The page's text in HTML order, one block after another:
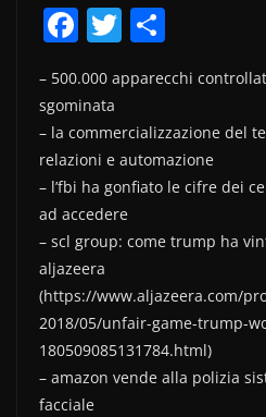
F
c
e
b
o
o
k
T
itt
er
o
n
di
vi
di
– 500.000 apparecchi
sgominata
– la commercializzazione del
relazioni e automazione
– l’fbi ha gonfiato le cifre dei
ad accedere
– scl group: come trump ha
aljazeera
(https://www.aljazeera.com/
2018/05/unfair-game-trump-
180509085131784.html)
– amazon vende alla polizia
facciale